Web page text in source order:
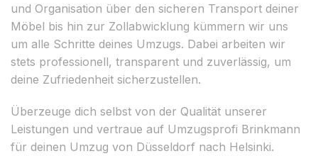
und Organisation über den sicheren Transport deiner
Möbel bis hin zur Zollabwicklung kümmern wir uns
um alle Schritte deines Umzugs. Dabei arbeiten wir
stets professionell, transparent und zuverlässig, um
deine Zufriedenheit sicherzustellen.
Überzeuge dich selbst von der Qualität unserer
Leistungen und vertraue auf Umzugsprofi Brinkmann
für deinen Umzug von Düsseldorf nach Helsinki.